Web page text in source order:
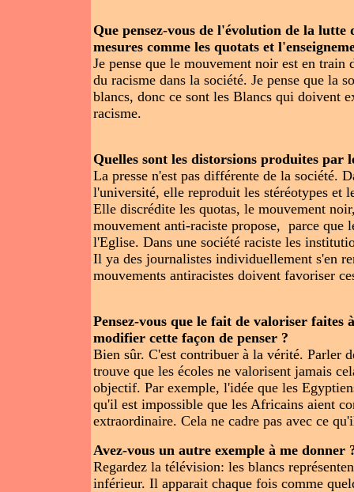
Que pensez-vous de l'évolution de la
mesures comme les quotats et
Je pense que le mouvement noir est en
du racisme dans la société. Je pense que la
blancs, donc ce sont les Blancs qui doivent
racisme.
Quelles sont les distorsions produites par
La presse n'est pas différente de la société.
l'université, elle reproduit les stéréotypes et
Elle discrédite les quotas, le mouvement
mouvement anti-raciste propose, parce que
l'Eglise. Dans une société raciste les
Il ya des journalistes individuellement s'en
mouvements antiracistes doivent favoriser
Pensez-vous que le fait de valoriser
modifier cette façon de penser ?
Bien sûr. C'est contribuer à la vérité. Parler
trouve que les écoles ne valorisent jamais
objectif. Par exemple, l'idée que les
qu'il est impossible que les Africains aient
extraordinaire. Cela ne cadre pas avec ce
Avez-vous un autre exemple à me donner
Regardez la télévision: les blancs
inférieur. Il apparait chaque fois comme